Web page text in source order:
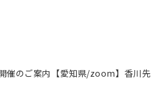
催のご案内【愛知県/zoom】香川先